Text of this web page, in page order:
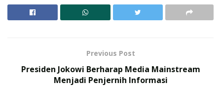
Previous Post
Presiden Jokowi Berharap Media Mainstream
Menjadi Penjernih Informasi